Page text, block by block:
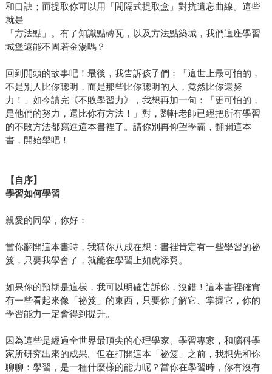
和口訣；而提取你可以用「間隔式提取盒」對抗遺忘曲線。這些
就是
「方法點」。有了知識點磚瓦，以及方法點築城，我們這座學習
城堡還能不固若金湯嗎？
回到開頭的故事吧！最後，我告訴孩子們：「這世上最可怕的，
不是別人比你聰明，而是那些比你聰明的人，竟然比你還努
力！」如今讀完《不敗學習力》，我想再加一句：「更可怕的，
是他們的努力，還比你有方法！」對，劉軒老師已經把所有學習
的不敗方法都寫進這本書裡了。請你別再仰望學霸，翻開這本
書，開始學吧！
【自序】
學習如何學習
親愛的同學，你好：
當你翻開這本書時，我猜你八成在想：書裡肯定有一些學習的祕
笈，只要我學會了，就能在學習上如虎添翼。
如果你的預期是這樣，我可以明確告訴你，沒錯！這本書裡確實
有一些看起來像「祕笈」的東西，只要你了解它、掌握它，你的
學習能力一定會得到提升。
因為這些是經過全世界最頂尖的心理學家、學習專家，和腦科學
家所研究出來的成果。但在打開這本「祕笈」之前，我想先和你
聊聊：學習，是一種什麼樣的能力呢？當你在學習時，你有沒有